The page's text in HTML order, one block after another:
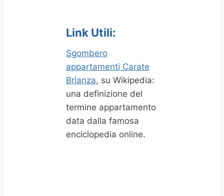
Link Utili:
Sgombero
appartamenti Carate
Brianza, su Wikipedia:
una definizione del
termine appartamento
data dalla famosa
enciclopedia online.